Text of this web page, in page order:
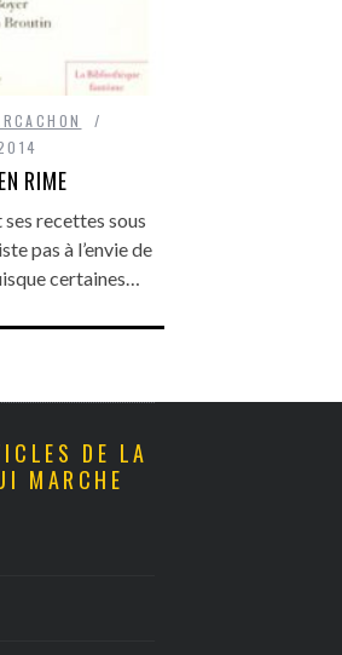
RIME
recettes sous
pas à l’envie de
certaines…
DE LA
MARCHE